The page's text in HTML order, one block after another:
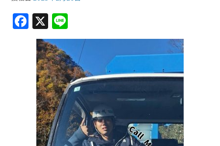
F
a
c
e
b
o
o
k
X
n
e